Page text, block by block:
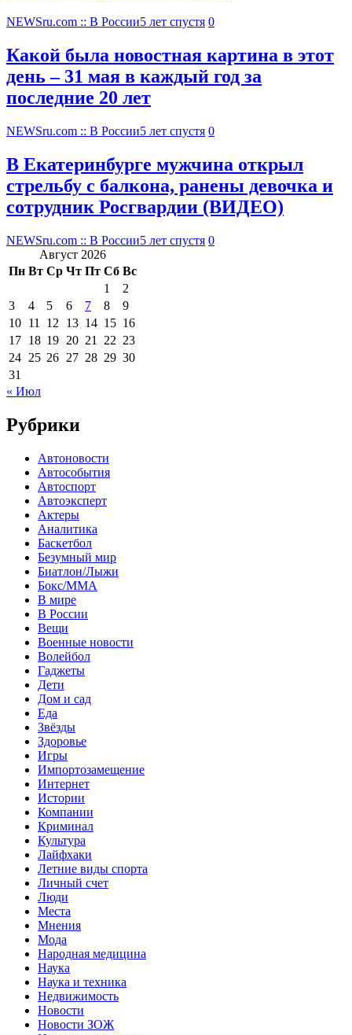
NEWSru.com :: В России5 лет спустя 0
Какой была новостная картина в этот
день – 31 мая в каждый год за
последние 20 лет
NEWSru.com :: В России5 лет спустя 0
В Екатеринбурге мужчина открыл
стрельбу с балкона, ранены девочка и
сотрудник Росгвардии (ВИДЕО)
NEWSru.com :: В России5 лет спустя 0
Август 2026
Пн Вт Ср Чт Пт Сб Вс
1
2
3
4 5 6 7 8
9
10 11 12 13 14 15 16
17 18 19 20 21 22 23
24 25 26 27 28 29 30
31
« Июл
Рубрики
Автоновости
Автособытия
Автоспорт
Автоэксперт
Актеры
Аналитика
Баскетбол
Безумный мир
Биатлон/Лыжи
Бокс/MMA
В мире
В России
Вещи
Военные новости
Волейбол
Гаджеты
Дети
Дом и сад
Еда
Звёзды
Здоровье
Игры
Импортозамещение
Интернет
Истории
Компании
Криминал
Культура
Лайфхаки
Летние виды спорта
Личный счет
Люди
Места
Мнения
Мода
Народная медицина
Наука
Наука и техника
Недвижимость
Новости
Новости ЗОЖ